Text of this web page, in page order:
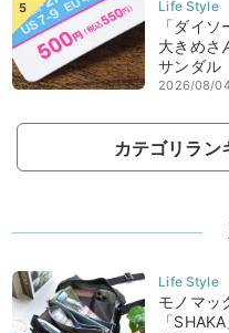
「ダイ
大きめさ
サンダル
2026/08/
カテゴリラン
モノマッ
「